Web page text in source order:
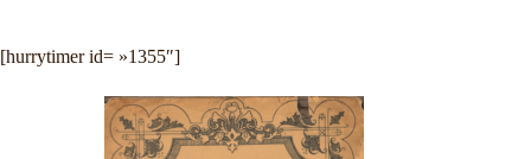
[hurrytimer id= »1355″]